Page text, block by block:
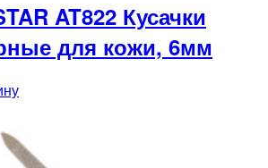
AT822 Кусачки
для кожи, 6мм